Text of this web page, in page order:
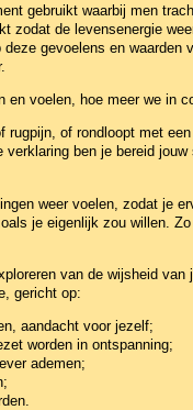
gebruikt waarbij men
zodat de levensenergie
gevoelens en
voelen, hoe meer we in
of rondloopt met
ben je bereid
weer voelen, zodat je
je eigenlijk zou willen.
van de wijsheid
gericht op:
aandacht voor jezelf;
worden in ontspanning;
ademen;